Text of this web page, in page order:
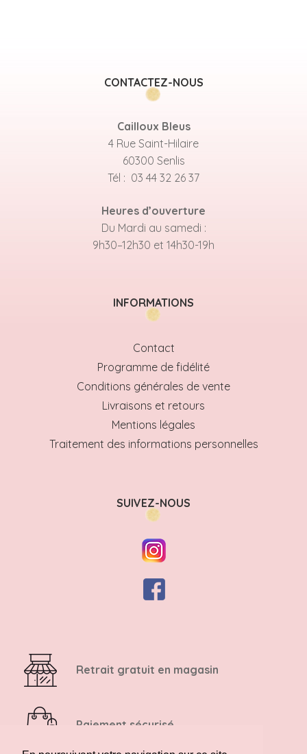
CONTACTEZ-NOUS
Cailloux Bleus
4 Rue Saint-Hilaire
60300 Senlis
Tél : 03 44 32 26 37
Heures d’ouverture
Du Mardi au samedi :
9h30–12h30 et 14h30-19h
INFORMATIONS
Contact
Programme de fidélité
Conditions générales de vente
Livraisons et retours
Mentions légales
Traitement des informations personnelles
SUIVEZ-NOUS
Retrait gratuit en magasin
Paiement sécurisé